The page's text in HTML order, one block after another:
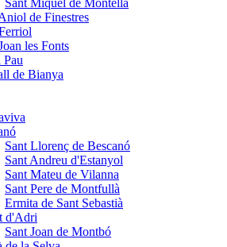
Sant Miquel de Montella
de Finestres
les Fonts
Pau
de Bianya
Sant Llorenç de Bescanó
Sant Andreu d'Estanyol
Sant Mateu de Vilanna
Sant Pere de Montfullà
Ermita de Sant Sebastià
d'Adri
Sant Joan de Montbó